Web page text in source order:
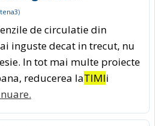
)
de circulatie din
inguste decat in trecut, nu
In tot mai multe proiecte
reducerea laTIMIi